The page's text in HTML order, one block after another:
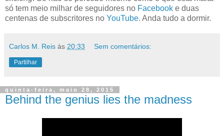
só tem meio milhar de seguidores no Facebook e duas
centenas de subscritores no YouTube. Anda tudo a dormir.
Carlos M. Reis às 20:33 Sem comentários:
Partilhar
quinta-feira, maio 28, 2015
Behind the genius lies the madness